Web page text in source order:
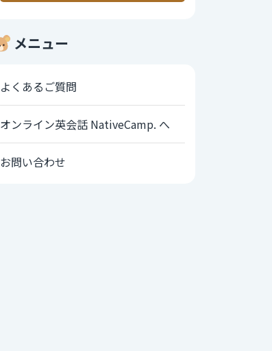
メニュー
よくあるご質問
オンライン英会話 NativeCamp. へ
お問い合わせ